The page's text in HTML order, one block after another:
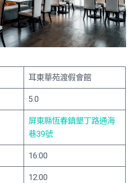
耳東華苑渡假會館
5.0
屏東縣恆春鎮墾丁路通海
巷39號
16:00
12:00